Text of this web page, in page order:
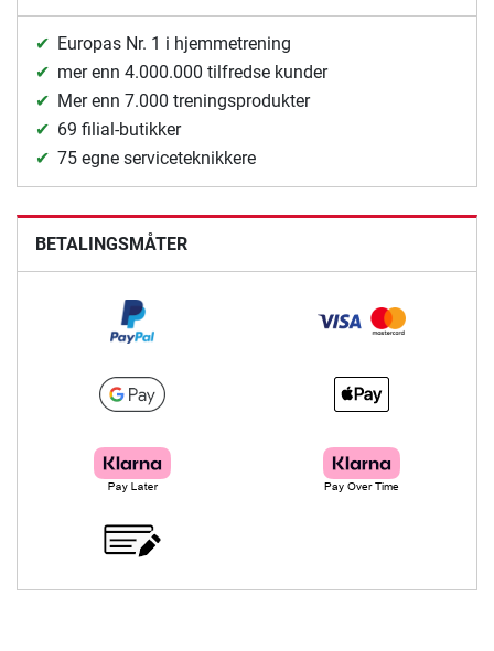
Europas Nr. 1 i hjemmetrening
mer enn 4.000.000 tilfredse kunder
Mer enn 7.000 treningsprodukter
69 filial-butikker
75 egne serviceteknikkere
BETALINGSMÅTER